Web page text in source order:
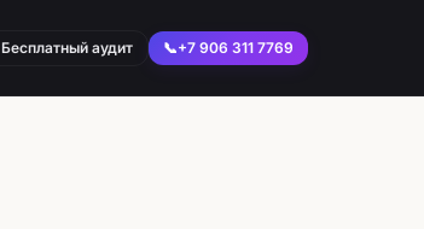
Бесплатный аудит 📞+7 906 311 7769